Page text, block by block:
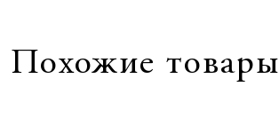
Похожие товары